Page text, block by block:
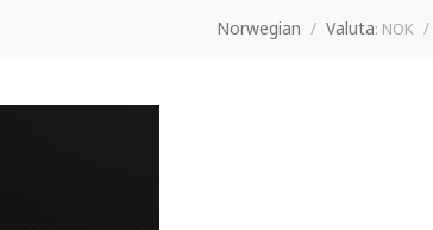
Norwegian / Valuta: NOK /